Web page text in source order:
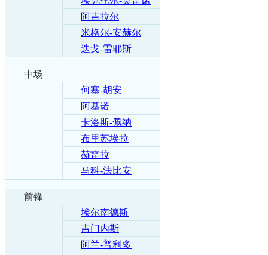
阿吉拉尔
米格尔-安赫尔
迭戈-雷耶斯
中场
何塞-胡安
阿基诺
卡洛斯-佩纳
布里苏埃拉
赫雷拉
马科-法比安
前锋
埃尔南德斯
吉门内斯
阿兰-普利多